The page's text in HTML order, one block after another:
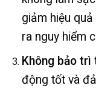
giảm hiệu
ra nguy hiểm
Không bảo trì
động tốt và